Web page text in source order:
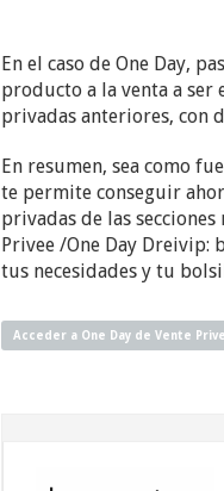
En el caso de One Day,
producto a la venta a ser
privadas anteriores, con
En resumen, sea como
te permite conseguir
privadas de las
Privee /One Day Dreivip:
tus necesidades y tu
Acceder a One Day de Vente